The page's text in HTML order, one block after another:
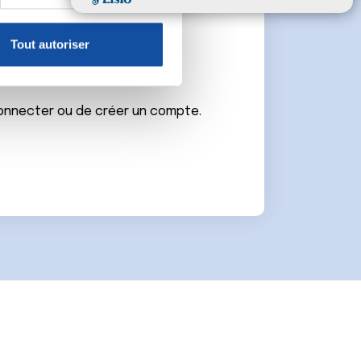
sur les cookies.
Tout autoriser
ou de créer un compte.